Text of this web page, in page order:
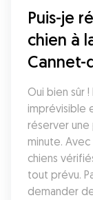
Puis-je
chien à
Cannet-
Oui bien sûr
imprévisible
réserver
minute.
chiens
tout prévu.
demander